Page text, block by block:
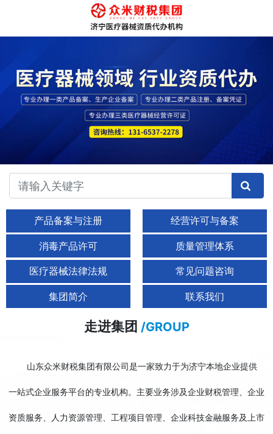
产品备案与注册 经营许可与备案
消毒产品许可 质量管理体系
医疗器械法律法规 常见问题咨询
集团简介 联系我们
走进集团 /GROUP
山东众米财税集团有限公司是一家致力于为济宁本地企业提供
一站式企业服务平台的专业机构。主要业务涉及企业财税管理、企业
资质服务、人力资源管理、工程项目管理、企业科技金融服务及上市